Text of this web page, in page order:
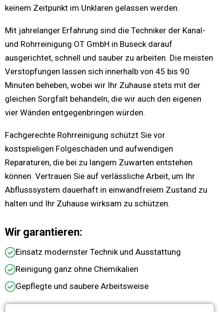
keinem Zeitpunkt im Unklaren gelassen werden.
Mit jahrelanger Erfahrung sind die Techniker der Kanal-
und Rohrreinigung OT GmbH in Buseck darauf
ausgerichtet, schnell und sauber zu arbeiten. Die meisten
Verstopfungen lassen sich innerhalb von 45 bis 90
Minuten beheben, wobei wir Ihr Zuhause stets mit der
gleichen Sorgfalt behandeln, die wir auch den eigenen
vier Wänden entgegenbringen würden.
Fachgerechte Rohrreinigung schützt Sie vor
kostspieligen Folgeschäden und aufwendigen
Reparaturen, die bei zu langem Zuwarten entstehen
können. Vertrauen Sie auf verlässliche Arbeit, um Ihr
Abflusssystem dauerhaft in einwandfreiem Zustand zu
halten und Ihr Zuhause wirksam zu schützen.
Wir garantieren:
Einsatz modernster Technik und Ausstattung
Reinigung ganz ohne Chemikalien
Gepflegte und saubere Arbeitsweise